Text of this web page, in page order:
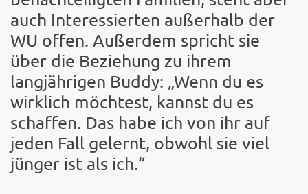
auch Interessierten außerhalb der
WU offen. Außerdem spricht sie
über die Beziehung zu ihrem
langjährigen Buddy: „Wenn du es
wirklich möchtest, kannst du es
schaffen. Das habe ich von ihr auf
jeden Fall gelernt, obwohl sie viel
jünger ist als ich.“